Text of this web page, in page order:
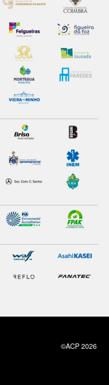
©ACP 2026